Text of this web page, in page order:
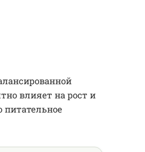
влияет на рост и
питательное